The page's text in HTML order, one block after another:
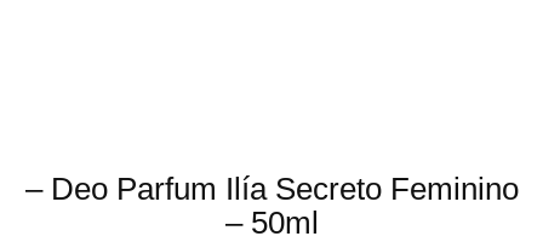
– Deo Parfum Ilía Secreto Feminino
– 50ml